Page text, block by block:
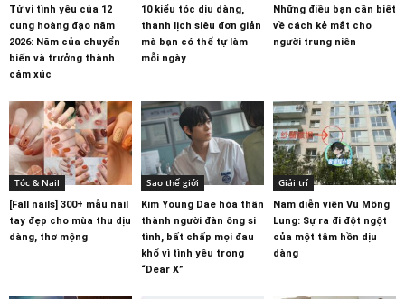
Tử vi tình yêu của 12
cung hoàng đạo năm
2026: Năm của chuyển
biến và trưởng thành
cảm xúc
10 kiểu tóc dịu dàng,
thanh lịch siêu đơn giản
mà bạn có thể tự làm
mỗi ngày
Những điều bạn cần biết
về cách kẻ mắt cho
người trung niên
Tóc & Nail
[Fall nails] 300+ mẫu nail
tay đẹp cho mùa thu dịu
dàng, thơ mộng
Sao thế giới
Kim Young Dae hóa thân
thành người đàn ông si
tình, bất chấp mọi đau
khổ vì tình yêu trong
“Dear X”
Giải trí
Nam diễn viên Vu Mông
Lung: Sự ra đi đột ngột
của một tâm hồn dịu
dàng